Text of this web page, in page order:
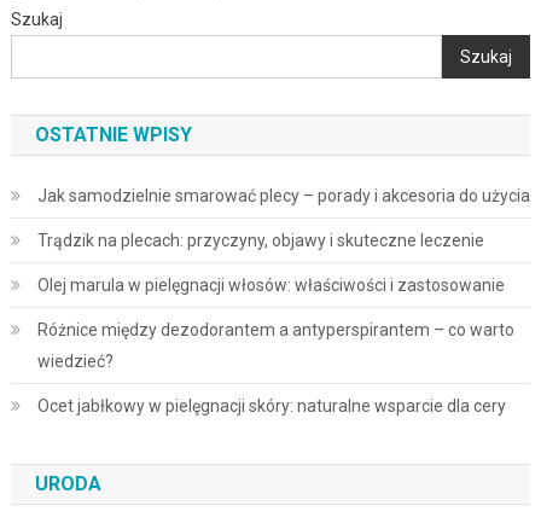
Szukaj
Szukaj
OSTATNIE WPISY
Jak samodzielnie smarować plecy – porady i akcesoria do użycia
Trądzik na plecach: przyczyny, objawy i skuteczne leczenie
Olej marula w pielęgnacji włosów: właściwości i zastosowanie
Różnice między dezodorantem a antyperspirantem – co warto
wiedzieć?
Ocet jabłkowy w pielęgnacji skóry: naturalne wsparcie dla cery
URODA